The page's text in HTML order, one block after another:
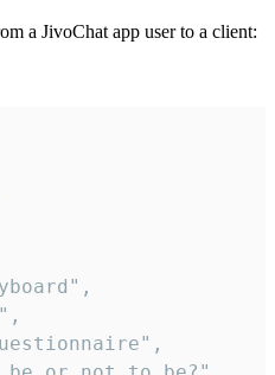
a JivoChat app user to a client: